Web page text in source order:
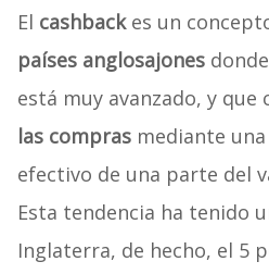
El cashbackes un
países anglosajones
está muy avanzado, y que
las comprasmediante una
efectivo de una parte del
Esta tendencia ha tenido
Inglaterra, de hecho, el 5